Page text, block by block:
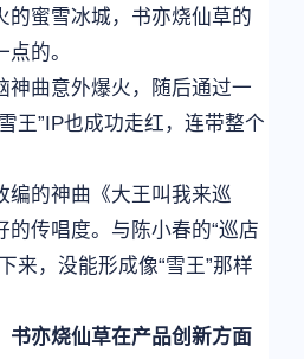
的蜜雪冰城，书亦烧仙草的
的。
神曲意外爆火，随后通过一
王”IP也成功走红，连带整个
编的神曲《大王叫我来巡
的传唱度。与陈小春的“巡店
来，没能形成像“雪王”那样
书亦烧仙草在产品创新方面